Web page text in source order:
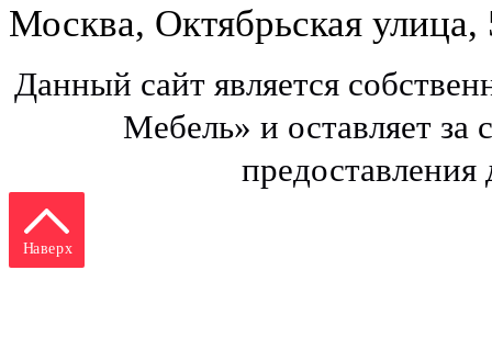
Москва, Октябрьская улица,
Данный сайт является
Мебель» и оставляет за
Наверх